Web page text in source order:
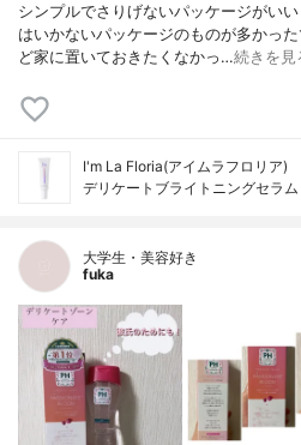
シンプルでさりげないパッケージがい
はいかないパッケージのものが多かっ
ど家に置いておきたくなかっ…続きを見
I'm La Floria(アイムラフロリア)
デリケートブライトニングセラム
大学生・美容好き
fuka